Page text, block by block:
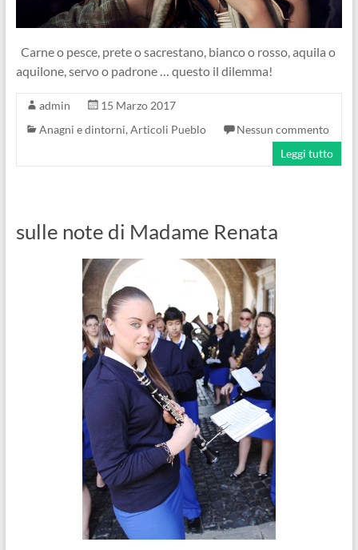
Carne o pesce, prete o sacrestano, bianco o rosso, aquila o
aquilone, servo o padrone … questo il dilemma!
admin
15 Marzo 2017
Anagni e dintorni, Articoli Pueblo
Nessun commento
Leggi tutto
sulle note di Madame Renata